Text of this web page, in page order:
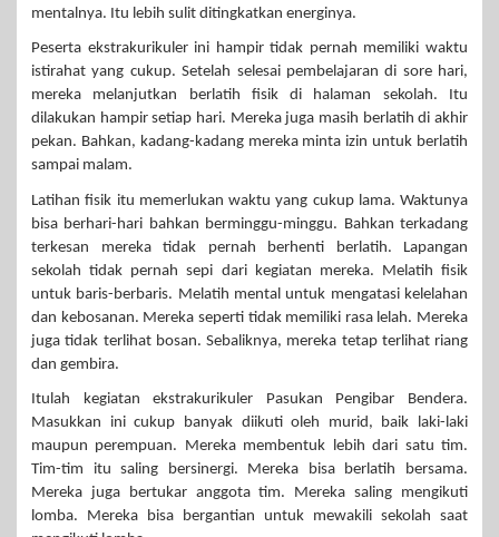
mentalnya. Itu lebih sulit ditingkatkan energinya.
Peserta ekstrakurikuler ini hampir tidak pernah memiliki waktu
istirahat yang cukup. Setelah selesai pembelajaran di sore hari,
mereka melanjutkan berlatih fisik di halaman sekolah. Itu
dilakukan hampir setiap hari. Mereka juga masih berlatih di akhir
pekan. Bahkan, kadang-kadang mereka minta izin untuk berlatih
sampai malam.
Latihan fisik itu memerlukan waktu yang cukup lama. Waktunya
bisa berhari-hari bahkan berminggu-minggu. Bahkan terkadang
terkesan mereka tidak pernah berhenti berlatih. Lapangan
sekolah tidak pernah sepi dari kegiatan mereka. Melatih fisik
untuk baris-berbaris. Melatih mental untuk mengatasi kelelahan
dan kebosanan. Mereka seperti tidak memiliki rasa lelah. Mereka
juga tidak terlihat bosan. Sebaliknya, mereka tetap terlihat riang
dan gembira.
Itulah kegiatan ekstrakurikuler Pasukan Pengibar Bendera.
Masukkan ini cukup banyak diikuti oleh murid, baik laki-laki
maupun perempuan. Mereka membentuk lebih dari satu tim.
Tim-tim itu saling bersinergi. Mereka bisa berlatih bersama.
Mereka juga bertukar anggota tim. Mereka saling mengikuti
lomba. Mereka bisa bergantian untuk mewakili sekolah saat